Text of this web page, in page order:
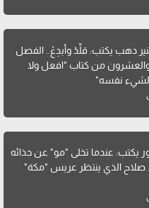
دهب يكتب: قلِّدْ وأبدِعْ.. الفصل
والعشرون من كتاب "افعل ولا
نفسه"
يكتب: عندما تخلى "مو" عن حذائه
صلاح الذي ينتظر عريس "مكة"